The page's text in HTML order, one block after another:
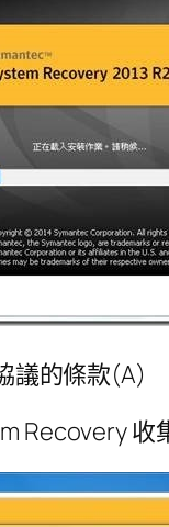
議的條款(A)
Recovery 收